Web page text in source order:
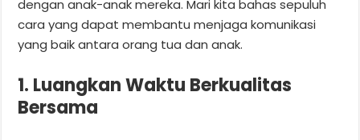
dengan anak-anak mereka. Mari kita bahas sepuluh
cara yang dapat membantu menjaga komunikasi
yang baik antara orang tua dan anak.
1. Luangkan Waktu Berkualitas
Bersama